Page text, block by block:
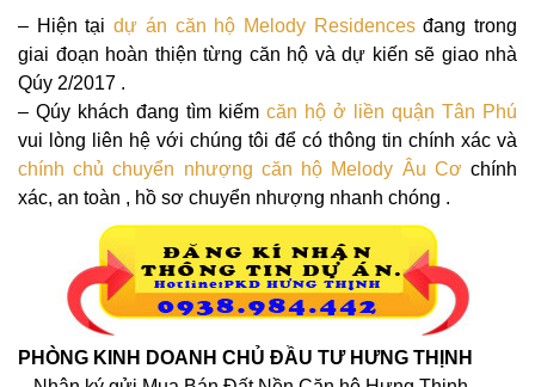
– Hiện tạidự án căn hộ Melody Residencesđang trong
giai đoạn hoàn thiện từng căn hộ và dự kiến sẽ giao nhà
Qúy 2/2017 .
– Qúy khách đang tìm kiếm căn hộ ở liền quận Tân Phú
vui lòng liên hệ với chúng tôi để có thông tin chính xác và
chính chủ chuyển nhượng căn hộ Melody Âu Cơ chính
xác, an toàn , hồ sơ chuyển nhượng nhanh chóng .
PHÒNG KINH DOANH CHỦ ĐẦU TƯ HƯNG THỊNH